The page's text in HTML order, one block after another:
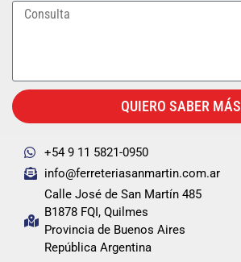
QUIERO SABER MÁS
+54 9 11 5821-0950
info@ferreteriasanmartin.com.ar
Calle José de San Martín 485
B1878 FQI, Quilmes
Provincia de Buenos Aires
República Argentina